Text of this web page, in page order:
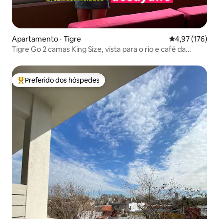
Apartamento ⋅ Tigre 4,97 de uma
4,97 (176)
Tigre Go 2 camas King Size, vista para o rio e café da
Entre os melhores preferidos dos hóspedes
Preferido dos hóspedes